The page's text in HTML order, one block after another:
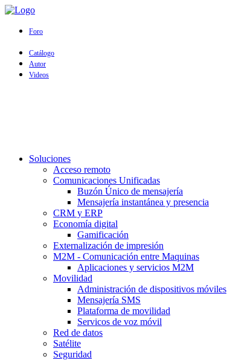
Foro
Catálogo
Autor
Videos
Soluciones
Acceso remoto
Comunicaciones Unificadas
Buzón Único de mensajería
Mensajería instantánea y presencia
CRM y ERP
Economía digital
Gamificación
Externalización de impresión
M2M - Comunicación entre Maquinas
Aplicaciones y servicios M2M
Movilidad
Administración de dispositivos móviles
Mensajería SMS
Plataforma de movilidad
Servicos de voz móvil
Red de datos
Satélite
Seguridad